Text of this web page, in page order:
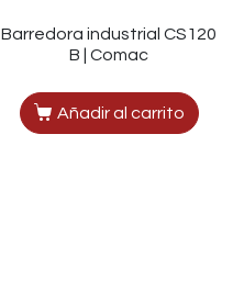
Barredora industrial CS120
B | Comac
Añadir al carrito